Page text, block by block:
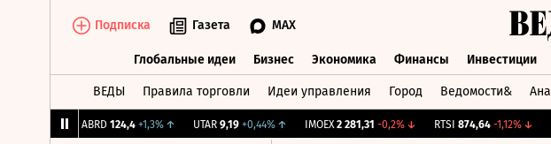
Подписка Газета MAX
Глобальные идеи Бизнес Экономика Финансы Инвестиции
ВЕДЫ Правила торговли Идеи управления Город Ведомости&
ABRD 124,4 +1,3%↑ UTAR 9,19 +0,44%↑ IMOEX 2 281,31 -0,2%↓ RTSI 874,64 -1,12%↓